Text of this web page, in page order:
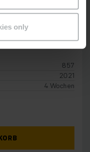
only
857
2021
4 Wochen